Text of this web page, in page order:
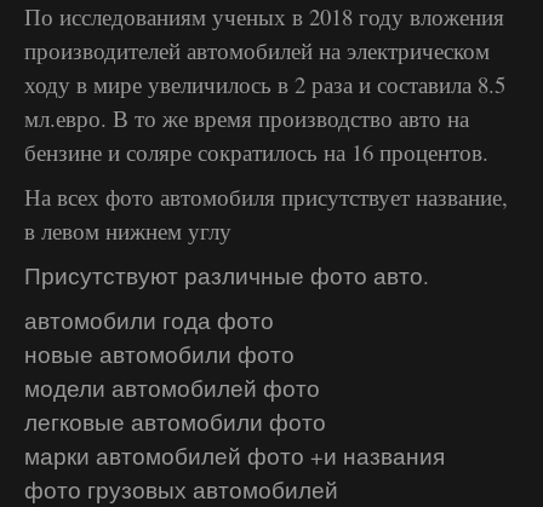
По исследованиям ученых в 2018 году вложения
производителей автомобилей на электрическом
ходу в мире увеличилось в 2 раза и составила 8.5
мл.евро. В то же время производство авто на
бензине и соляре сократилось на 16 процентов.
На всех фото автомобиля присутствует название,
в левом нижнем углу
Присутствуют различные фото авто.
автомобили года фото
новые автомобили фото
модели автомобилей фото
легковые автомобили фото
марки автомобилей фото +и названия
фото грузовых автомобилей